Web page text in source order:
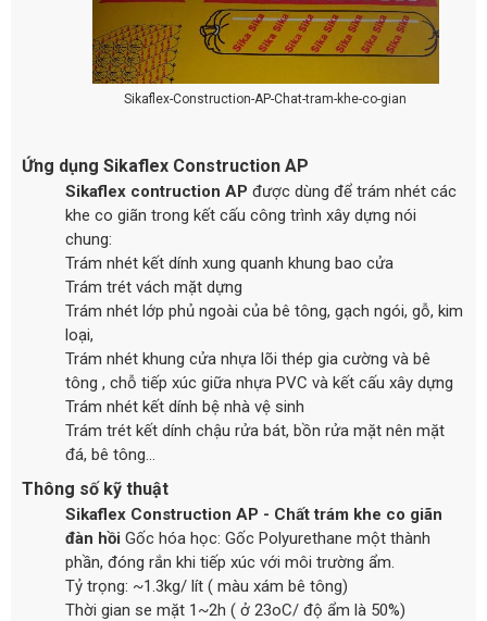
Sikaflex-Construction-AP-Chat-tram-khe-co-gian
Ứng dụng Sikaflex Construction AP
Sikaflex contruction AP được dùng để trám nhét các
khe co giãn trong kết cấu công trình xây dựng nói
chung:
Trám nhét kết dính xung quanh khung bao cửa
Trám trét vách mặt dựng
Trám nhét lớp phủ ngoài của bê tông, gạch ngói, gỗ, kim
loại,
Trám nhét khung cửa nhựa lõi thép gia cường và bê
tông , chỗ tiếp xúc giữa nhựa PVC và kết cấu xây dựng
Trám nhét kết dính bệ nhà vệ sinh
Trám trét kết dính chậu rửa bát, bồn rửa mặt nên mặt
đá, bê tông...
Thông số kỹ thuật
Sikaflex Construction AP - Chất trám khe co giãn
đàn hồi Gốc hóa học: Gốc Polyurethane một thành
phần, đóng rắn khi tiếp xúc với môi trường ẩm.
Tỷ trọng: ~1.3kg/ lít ( màu xám bê tông)
Thời gian se mặt 1~2h ( ở 23oC/ độ ẩm là 50%)